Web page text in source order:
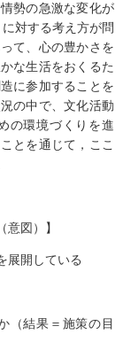
勢の急激な変化が
対する考え方が問
て、心の豊かさを
な生活をおくるた
に参加することを
の中で、文化活動
の環境づくりを進
とを通じて，ここ
図）】
展開している
（結果＝施策の目